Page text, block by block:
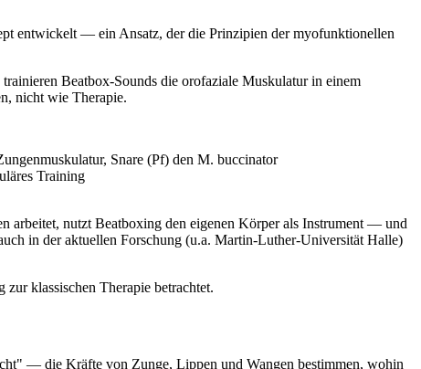
entwickelt — ein Ansatz, der die Prinzipien der myofunktionellen
Beatbox-Sounds die orofaziale Muskulatur in einem
nicht wie Therapie.
Snare (Pf) den M. buccinator
Training
arbeitet, nutzt Beatboxing den eigenen Körper als Instrument — und
in der aktuellen Forschung (u.a. Martin-Luther-Universität Halle)
klassischen Therapie betrachtet.
— die Kräfte von Zunge, Lippen und Wangen bestimmen, wohin